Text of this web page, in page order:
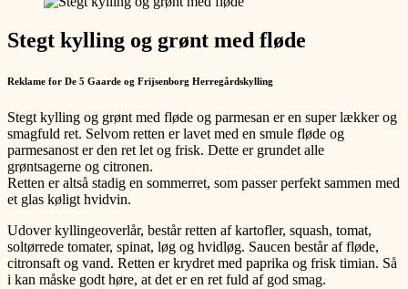
Stegt kylling og grønt med fløde
Reklame for De 5 Gaarde og Frijsenborg Herregårdskylling
Stegt kylling og grønt med fløde og parmesan er en super lækker og
smagfuld ret. Selvom retten er lavet med en smule fløde og
parmesanost er den ret let og frisk. Dette er grundet alle
grøntsagerne og citronen.
Retten er altså stadig en sommerret, som passer perfekt sammen med
et glas køligt hvidvin.
Udover kyllingeoverlår, består retten af kartofler, squash, tomat,
soltørrede tomater, spinat, løg og hvidløg. Saucen består af fløde,
citronsaft og vand. Retten er krydret med paprika og frisk timian. Så
i kan måske godt høre, at det er en ret fuld af god smag.